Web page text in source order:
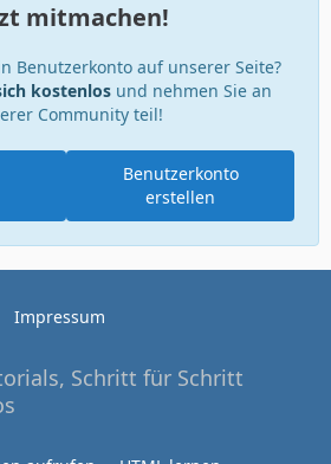
mitmachen!
Benutzerkonto auf unserer Seite?
kostenlosund nehmen Sie an
Community teil!
Benutzerkonto
erstellen
Impressum
Schritt für Schritt